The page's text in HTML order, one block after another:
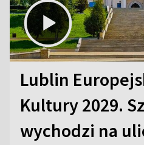
Lublin
Kultury 2029.
wychodzi na